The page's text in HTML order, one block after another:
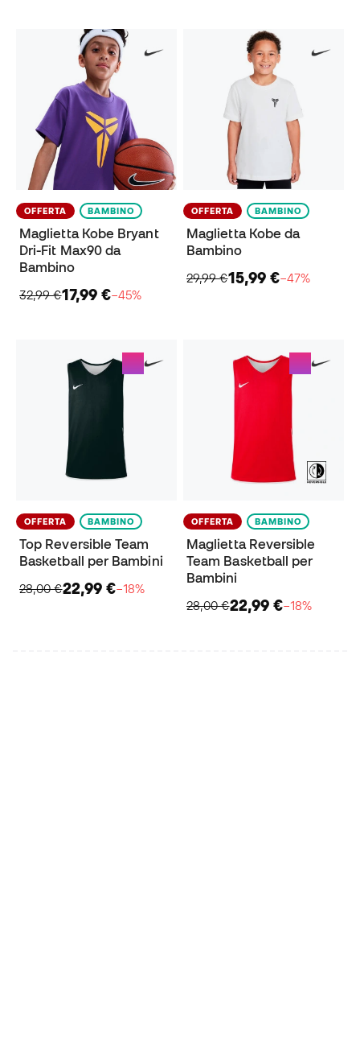
OFFERTA BAMBINO
Maglietta Kobe Bryant
Dri-Fit Max90 da
Bambino
32,99 €17,99 €−45%
OFFERTA BAMBINO
Maglietta Kobe da
Bambino
29,99 €15,99 €−47%
OFFERTA BAMBINO
Top Reversible Team
Basketball per Bambini
28,00 €22,99 €−18%
OFFERTA BAMBINO
Maglietta Reversible
Team Basketball per
Bambini
28,00 €22,99 €−18%